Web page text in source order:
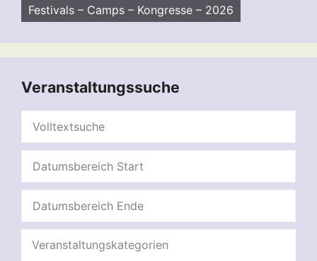
Festivals – Camps – Kongresse – 2026
Veranstaltungssuche
Veranstaltungskategorien